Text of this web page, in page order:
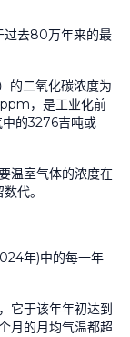
过去80万年来的最
的二氧化碳浓度为
，是工业化前
的3276吉吨或
温室气体的浓度在
代。
年)中的每一年
它于该年年初达到
月的月均气温都超